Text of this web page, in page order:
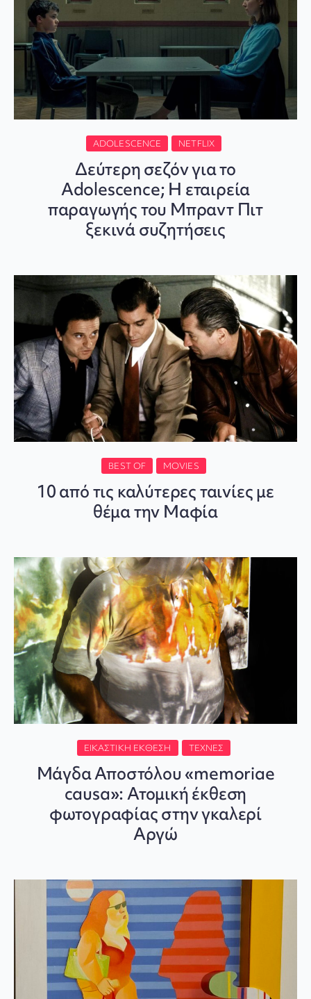
ADOLESCENCE NETFLIX
Δεύτερη σεζόν για το
Adolescence; Η εταιρεία
παραγωγής του Μπραντ Πιτ
ξεκινά συζητήσεις
BEST OF MOVIES
10 από τις καλύτερες ταινίες με
θέμα την Μαφία
ΕΙΚΑΣΤΙΚΉ ΈΚΘΕΣΗ ΤΈΧΝΕΣ
Μάγδα Αποστόλου «memoriae
causa»: Ατομική έκθεση
φωτογραφίας στην γκαλερί
Αργώ